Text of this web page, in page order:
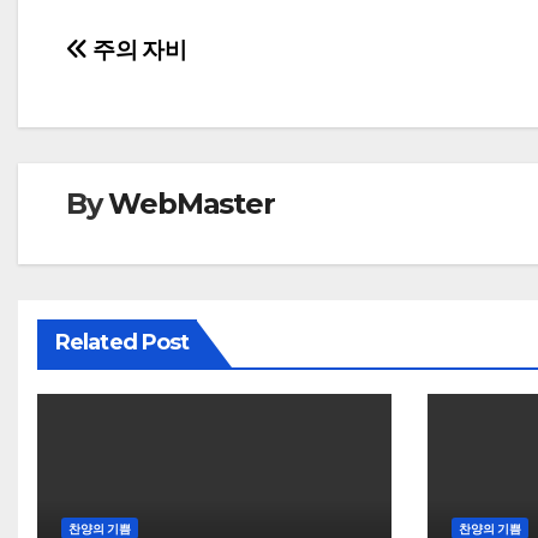
Post
주의 자비
ByWebMaster
Related Post
찬양의 기쁨 찬양의 기쁨